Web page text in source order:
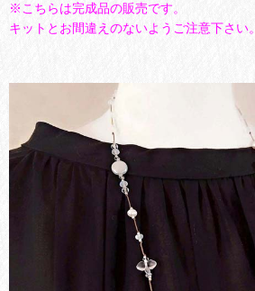
※こちらは完成品の販売です。
キットとお間違えのないようご注意下さい。